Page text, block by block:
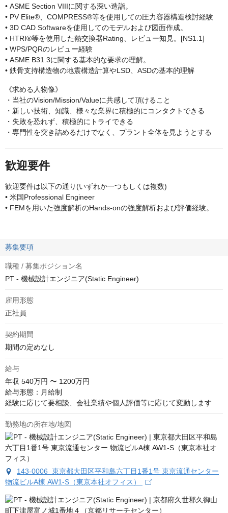
• ASME Section VIIIに関する深い造詣。
• PV Elite®、COMPRESS®等を使用しての圧力容器構造検討経験
• 3D CAD Softwareを使用してのモデルおよび図面作成。
• HTRI®等を使用した熱交換器Rating、レビュー知見。[NS1.1]
• WPS/PQRのレビュー経験
• ASME B31.3に関する基本的な要求の理解。
• 鉄骨支持構造物の地震構造計算やLSD、ASDの基本的理解
《求める人物像》
・当社のVision/Mission/Valueに共感して頂けること
・新しい技術、知識、様々な業界に積極的にコンタクトできる
・失敗を恐れず、積極的にトライできる
・専門性を突き詰めるだけでなく、プラント全体を見ようとする
歓迎要件
歓迎要件は以下の通り(いずれか一つもしくは複数)
• 米国Professional Engineer
• FEMを用いた強度解析のHands-onの強度解析および評価経験。
募集要項
職種 / 募集ポジション名
PT - 機械設計エンジニア(Static Engineer)
雇用形態
正社員
契約期間
期間の定めなし
給与
年収 540万円 〜 1200万円
給与形態：月給制
経験に応じて要相談、会社業績や個人評価等に応じて変動します
勤務地の所在地/地図
143-0006 東京都大田区平和島六丁目1番1号 東京流通センター
物流ビルA棟 AW1-S（東京本社オフィス）